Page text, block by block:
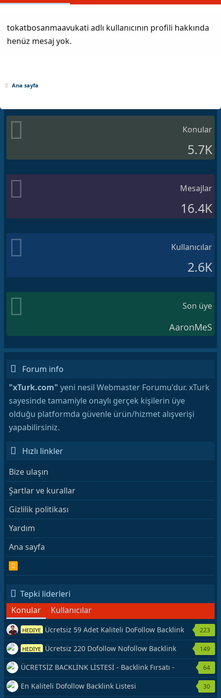
tokatbosanmaavukati adlı kullanıcının profili hakkında
henüz mesaj yok.
Ana sayfa
Konular
5.7K
Mesajlar
16.4K
Kullanıcılar
2.6K
Son üye
AaronMeS
Forum info
"xTurk.com" yeni nesil Webmaster Forumu'dur. xTurk
sayesinde tamamiyle onaylı gerçek kişilerin üye
olduğu platformda güvenle ürün/hizmet alışverişi
yapabilirsiniz.
Hızlı linkler
Bize ulaşın
Şartlar ve kurallar
Gizlilik politikası
Yardım
Ana sayfa
S
Tepki liderleri
Konular
Kullanıcılar
HEDİYE Ücretsiz 59 Adet Kaliteli DoFollow Backlink
Kaynağı Veriyorum.
223
HEDİYE Ücretsiz 220 Dofollow Nofollow Backlink
Veriyorum
149
ÜCRETSİZ BACKLİNK LİSTESİ - Backlink Fırsatı -
Hemen Yetiş!
64
En Kaliteli Dofollow Backlink Listesi 30